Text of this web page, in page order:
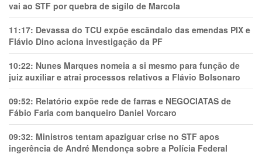
vai ao STF por quebra de sigilo de Marcola
11:17: Devassa do TCU expõe escândalo das emendas PIX e
Flávio Dino aciona investigação da PF
10:22: Nunes Marques nomeia a si mesmo para função de
juiz auxiliar e atrai processos relativos a Flávio Bolsonaro
09:52: Relatório expõe rede de farras e NEGOCIATAS de
Fábio Faria com banqueiro Daniel Vorcaro
09:32: Ministros tentam apaziguar crise no STF apos
ingerência de André Mendonça sobre a Polícia Federal